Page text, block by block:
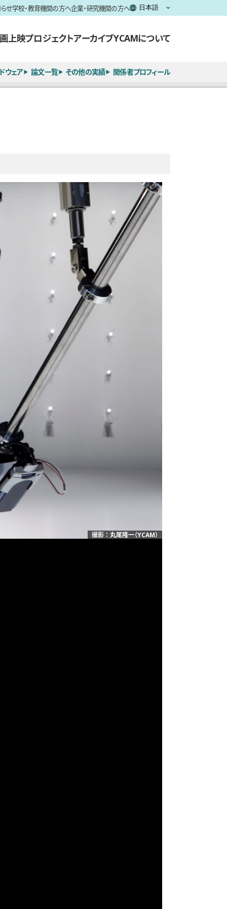
せ学校・教育機関の方へ企業・研究機関の方へ
上映プロジェクトアーカイブYCAMについて
ウェア 論文一覧 その他の実績 関係者プロフィール
撮影：丸尾隆一（YCAM）
全15枚のうち、